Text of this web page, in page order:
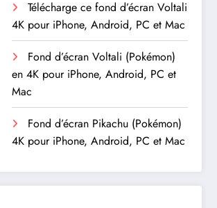
Télécharge ce fond d’écran Voltali
4K pour iPhone, Android, PC et Mac
Fond d’écran Voltali (Pokémon)
en 4K pour iPhone, Android, PC et
Mac
Fond d’écran Pikachu (Pokémon)
4K pour iPhone, Android, PC et Mac